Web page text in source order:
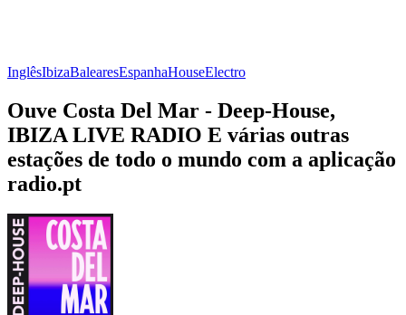
InglêsIbizaBalearesEspanhaHouseElectro
Ouve Costa Del Mar - Deep-House,
IBIZA LIVE RADIO E várias outras
estações de todo o mundo com a aplicação
radio.pt